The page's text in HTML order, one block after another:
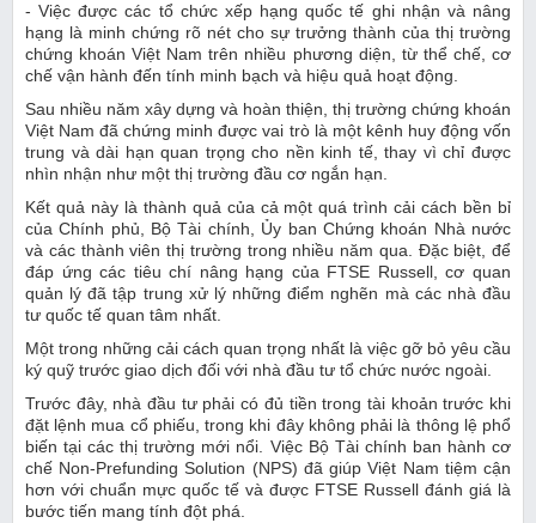
- Việc được các tổ chức xếp hạng quốc tế ghi nhận và nâng
hạng là minh chứng rõ nét cho sự trưởng thành của thị trường
chứng khoán Việt Nam trên nhiều phương diện, từ thể chế, cơ
chế vận hành đến tính minh bạch và hiệu quả hoạt động.
Sau nhiều năm xây dựng và hoàn thiện, thị trường chứng khoán
Việt Nam đã chứng minh được vai trò là một kênh huy động vốn
trung và dài hạn quan trọng cho nền kinh tế, thay vì chỉ được
nhìn nhận như một thị trường đầu cơ ngắn hạn.
Kết quả này là thành quả của cả một quá trình cải cách bền bỉ
của Chính phủ, Bộ Tài chính, Ủy ban Chứng khoán Nhà nước
và các thành viên thị trường trong nhiều năm qua. Đặc biệt, để
đáp ứng các tiêu chí nâng hạng của FTSE Russell, cơ quan
quản lý đã tập trung xử lý những điểm nghẽn mà các nhà đầu
tư quốc tế quan tâm nhất.
Một trong những cải cách quan trọng nhất là việc gỡ bỏ yêu cầu
ký quỹ trước giao dịch đối với nhà đầu tư tổ chức nước ngoài.
Trước đây, nhà đầu tư phải có đủ tiền trong tài khoản trước khi
đặt lệnh mua cổ phiếu, trong khi đây không phải là thông lệ phổ
biến tại các thị trường mới nổi. Việc Bộ Tài chính ban hành cơ
chế Non-Prefunding Solution (NPS) đã giúp Việt Nam tiệm cận
hơn với chuẩn mực quốc tế và được FTSE Russell đánh giá là
bước tiến mang tính đột phá.